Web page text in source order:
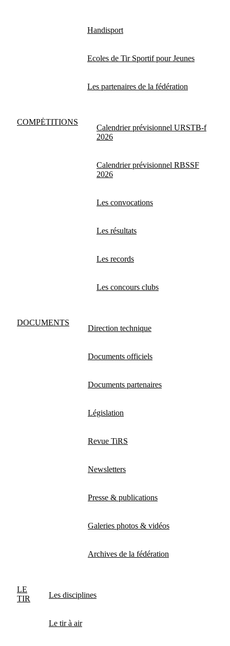
Handisport
Ecoles de Tir Sportif pour Jeunes
Les partenaires de la fédération
COMPĖTITIONS
Calendrier prévisionnel URSTB-f
2026
Calendrier prévisionnel RBSSF
2026
Les convocations
Les résultats
Les records
Les concours clubs
DOCUMENTS
Direction technique
Documents officiels
Documents partenaires
Législation
Revue TiRS
Newsletters
Presse & publications
Galeries photos & vidéos
Archives de la fédération
LE
TIR
Les disciplines
Le tir à air